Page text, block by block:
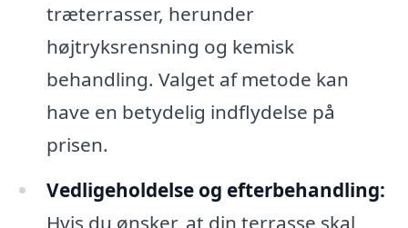
træterrasser, herunder
højtryksrensning og kemisk
behandling. Valget af metode kan
have en betydelig indflydelse på
prisen.
Vedligeholdelse og efterbehandling:
Hvis du ønsker, at din terrasse skal